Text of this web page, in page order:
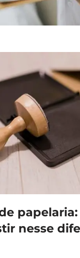
nesse